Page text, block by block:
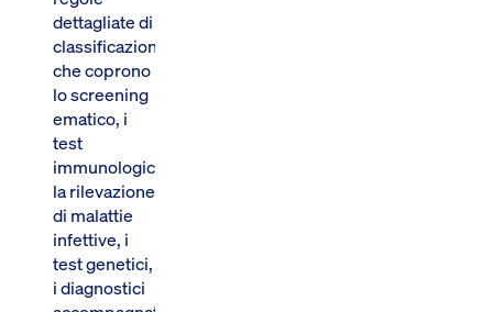
dettagliate di
classificazione
che coprono
lo screening
ematico, i
test
immunologici,
la rilevazione
di malattie
infettive, i
test genetici,
i diagnostici